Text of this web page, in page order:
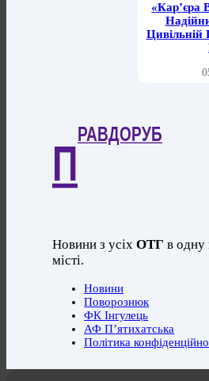
«Кар’єра
Цивільній
П
РАВДОРУБ
Новини з усіхОТГ в одну
місті.
Новини
Поворознюк
ФК Інгулець
АФ П’ятихатська
Політика